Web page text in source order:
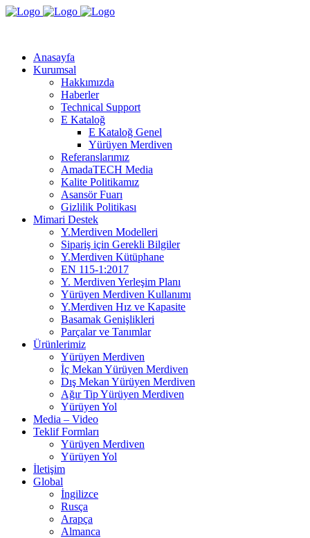
Anasayfa
Kurumsal
Hakkımızda
Haberler
Technical Support
E Kataloğ
E Kataloğ Genel
Yürüyen Merdiven
Referanslarımız
AmadaTECH Media
Kalite Politikamız
Asansör Fuarı
Gizlilik Politikası
Mimari Destek
Y.Merdiven Modelleri
Sipariş için Gerekli Bilgiler
Y.Merdiven Kütüphane
EN 115-1:2017
Y. Merdiven Yerleşim Planı
Yürüyen Merdiven Kullanımı
Y.Merdiven Hız ve Kapasite
Basamak Genişlikleri
Parçalar ve Tanımlar
Ürünlerimiz
Yürüyen Merdiven
İç Mekan Yürüyen Merdiven
Dış Mekan Yürüyen Merdiven
Ağır Tip Yürüyen Merdiven
Yürüyen Yol
Media – Video
Teklif Formları
Yürüyen Merdiven
Yürüyen Yol
İletişim
Global
İngilizce
Rusça
Arapça
Almanca